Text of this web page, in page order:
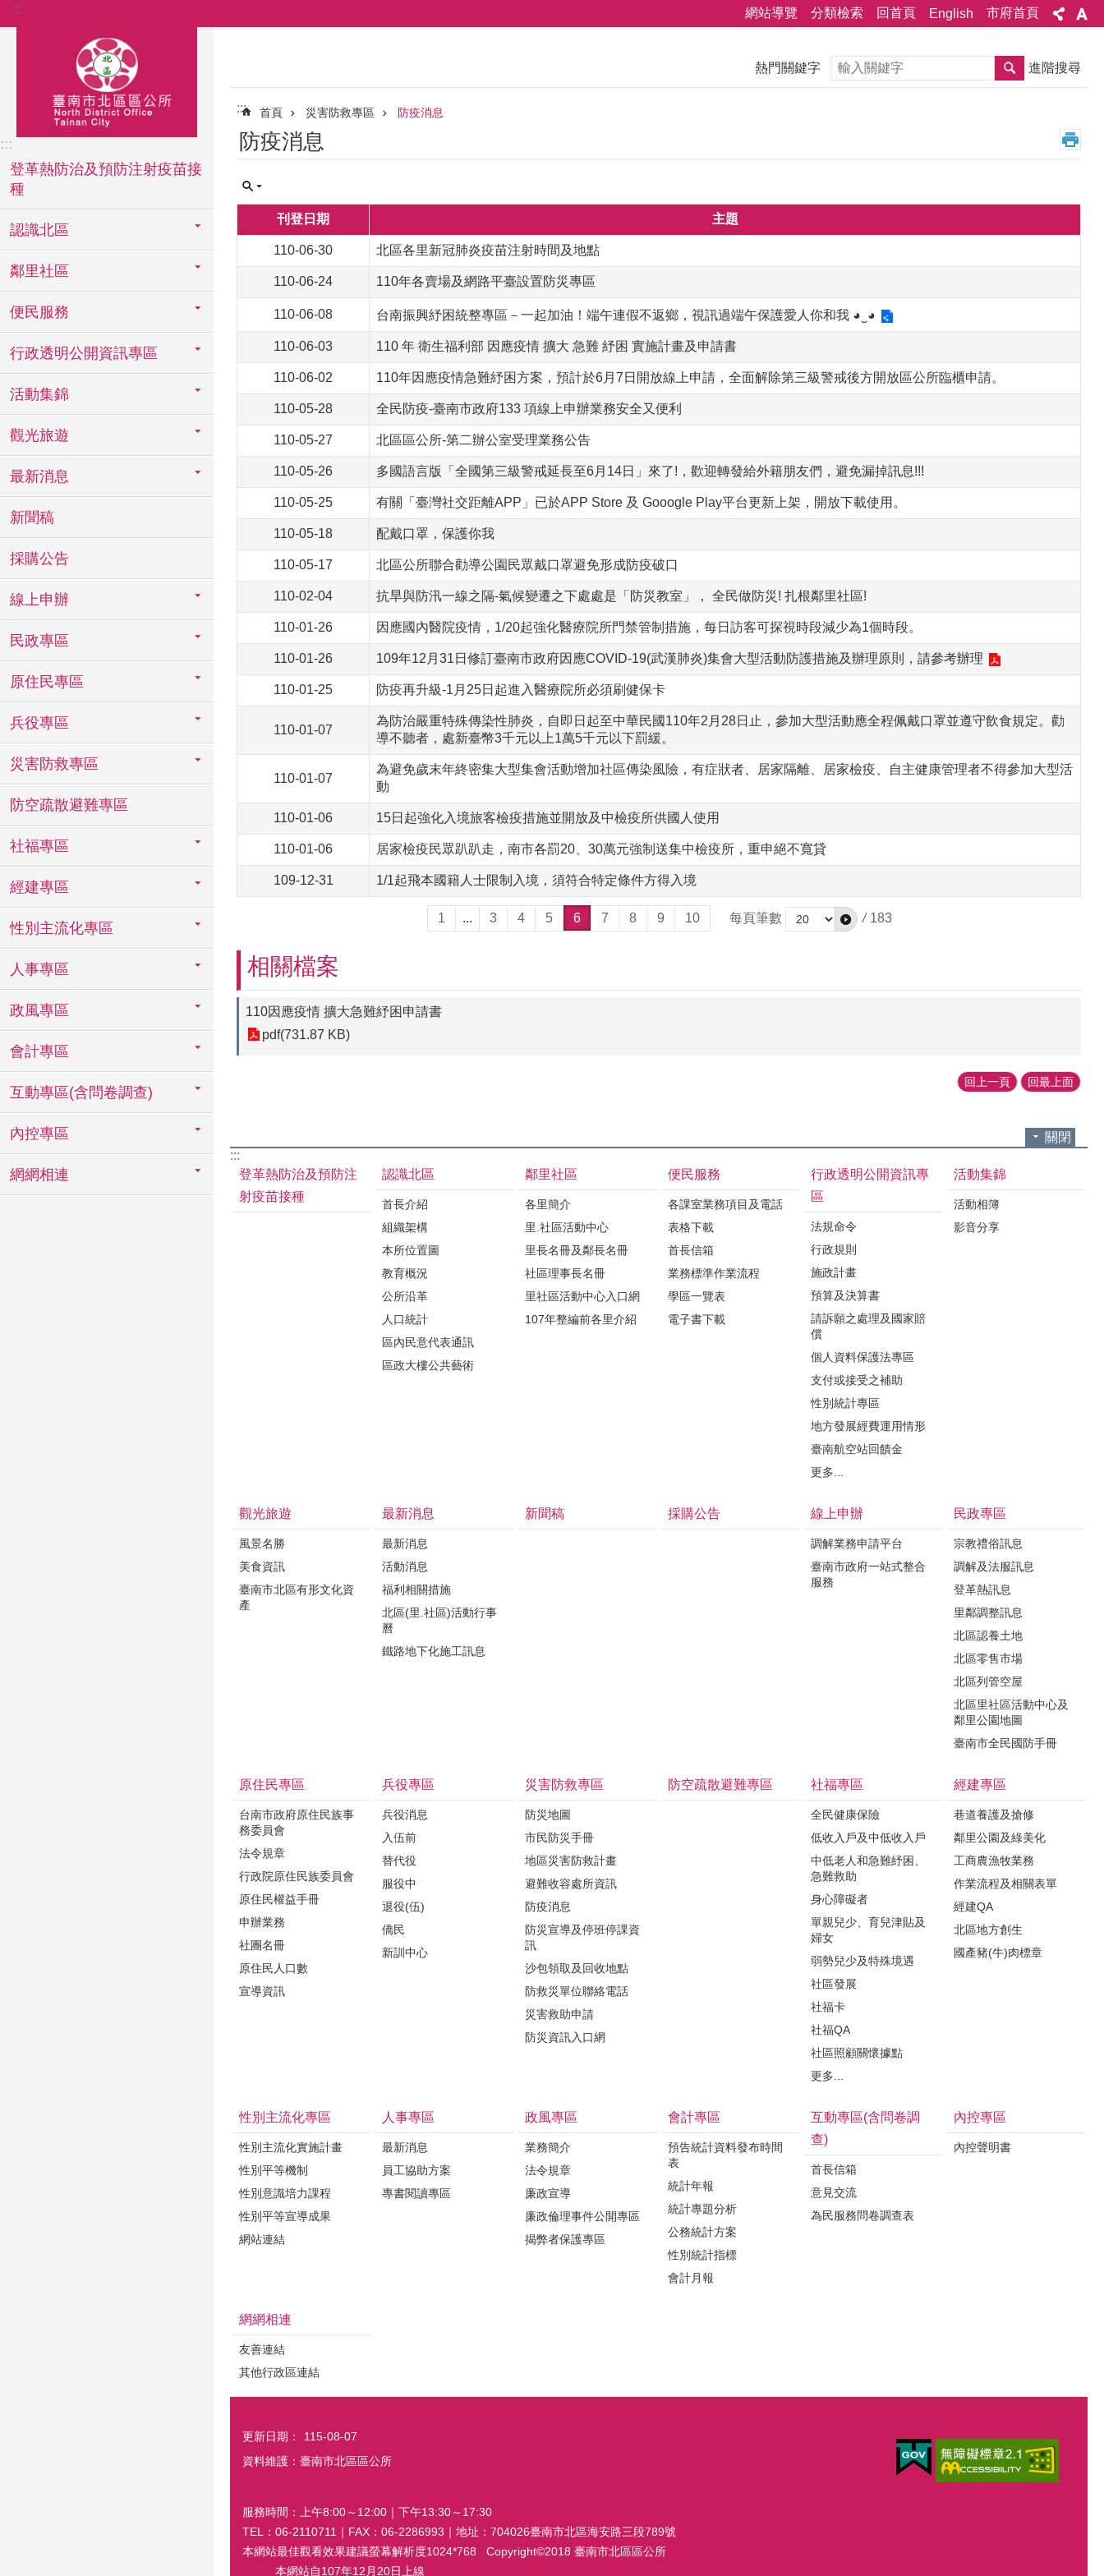
跳到主要內容區塊
::: 網站導覽 分類檢索 回首頁 English 市府首頁
:::
登革熱防治及預防注射疫苗接
種
認識北區
鄰里社區
便民服務
行政透明公開資訊專區
活動集錦
觀光旅遊
最新消息
新聞稿
採購公告
線上申辦
民政專區
原住民專區
兵役專區
災害防救專區
防空疏散避難專區
社福專區
經建專區
性別主流化專區
人事專區
政風專區
會計專區
互動專區(含問卷調查)
內控專區
網網相連
熱門關鍵字 搜尋 進階搜尋
::: 首頁 災害防救專區 防疫消息
防疫消息
刊登日期 主題
110-06-30 北區各里新冠肺炎疫苗注射時間及地點
110-06-24 110年各賣場及網路平臺設置防災專區
110-06-08 台南振興紓困統整專區－一起加油！端午連假不返鄉，視訊過端午保護愛人你和我 ◕‿◕
110-06-03 110 年 衛生福利部 因應疫情 擴大 急難 紓困 實施計畫及申請書
110-06-02 110年因應疫情急難紓困方案，預計於6月7日開放線上申請，全面解除第三級警戒後方開放區公所臨櫃申請。
110-05-28 全民防疫-臺南市政府133 項線上申辦業務安全又便利
110-05-27 北區區公所-第二辦公室受理業務公告
110-05-26 多國語言版「全國第三級警戒延長至6月14日」來了!，歡迎轉發給外籍朋友們，避免漏掉訊息!!!
110-05-25 有關「臺灣社交距離APP」已於APP Store 及 Gooogle Play平台更新上架，開放下載使用。
110-05-18 配戴口罩，保護你我
110-05-17 北區公所聯合勸導公園民眾戴口罩避免形成防疫破口
110-02-04 抗旱與防汛一線之隔-氣候變遷之下處處是「防災教室」， 全民做防災! 扎根鄰里社區!
110-01-26 因應國內醫院疫情，1/20起強化醫療院所門禁管制措施，每日訪客可探視時段減少為1個時段。
110-01-26 109年12月31日修訂臺南市政府因應COVID-19(武漢肺炎)集會大型活動防護措施及辦理原則，請參考辦理
110-01-25 防疫再升級-1月25日起進入醫療院所必須刷健保卡
110-01-07
為防治嚴重特殊傳染性肺炎，自即日起至中華民國110年2月28日止，參加大型活動應全程佩戴口罩並遵守飲食規定。勸
導不聽者，處新臺幣3千元以上1萬5千元以下罰緩。
110-01-07
為避免歲末年終密集大型集會活動增加社區傳染風險，有症狀者、居家隔離、居家檢疫、自主健康管理者不得參加大型活
動
110-01-06 15日起強化入境旅客檢疫措施並開放及中檢疫所供國人使用
110-01-06 居家檢疫民眾趴趴走，南市各罰20、30萬元強制送集中檢疫所，重申絕不寬貸
109-12-31 1/1起飛本國籍人士限制入境，須符合特定條件方得入境
1 ... 3 4 5 6 7 8 9 10 每頁筆數 / 183
相關檔案
110因應疫情 擴大急難紓困申請書
pdf(731.87 KB)
回上一頁 回最上面
關閉
:::
登革熱防治及預防注
射疫苗接種
認識北區
首長介紹
組織架構
本所位置圖
教育概況
公所沿革
人口統計
區內民意代表通訊
區政大樓公共藝術
鄰里社區
各里簡介
里.社區活動中心
里長名冊及鄰長名冊
社區理事長名冊
里社區活動中心入口網
107年整編前各里介紹
便民服務
各課室業務項目及電話
表格下載
首長信箱
業務標準作業流程
學區一覽表
電子書下載
行政透明公開資訊專
區
法規命令
行政規則
施政計畫
預算及決算書
請訴願之處理及國家賠
償
個人資料保護法專區
支付或接受之補助
性別統計專區
地方發展經費運用情形
臺南航空站回饋金
更多...
活動集錦
活動相簿
影音分享
觀光旅遊
風景名勝
美食資訊
臺南市北區有形文化資
產
最新消息
最新消息
活動消息
福利相關措施
北區(里.社區)活動行事
曆
鐵路地下化施工訊息
新聞稿 採購公告 線上申辦
調解業務申請平台
臺南市政府一站式整合
服務
民政專區
宗教禮俗訊息
調解及法服訊息
登革熱訊息
里鄰調整訊息
北區認養土地
北區零售市場
北區列管空屋
北區里社區活動中心及
鄰里公園地圖
臺南市全民國防手冊
原住民專區
台南市政府原住民族事
務委員會
法令規章
行政院原住民族委員會
原住民權益手冊
申辦業務
社團名冊
原住民人口數
宣導資訊
兵役專區
兵役消息
入伍前
替代役
服役中
退役(伍)
僑民
新訓中心
災害防救專區
防災地圖
市民防災手冊
地區災害防救計畫
避難收容處所資訊
防疫消息
防災宣導及停班停課資
訊
沙包領取及回收地點
防救災單位聯絡電話
災害救助申請
防災資訊入口網
防空疏散避難專區 社福專區
全民健康保險
低收入戶及中低收入戶
中低老人和急難紓困、
急難救助
身心障礙者
單親兒少、育兒津貼及
婦女
弱勢兒少及特殊境遇
社區發展
社福卡
社福QA
社區照顧關懷據點
更多...
經建專區
巷道養護及搶修
鄰里公園及綠美化
工商農漁牧業務
作業流程及相關表單
經建QA
北區地方創生
國產豬(牛)肉標章
性別主流化專區
性別主流化實施計畫
性別平等機制
性別意識培力課程
性別平等宣導成果
網站連結
人事專區
最新消息
員工協助方案
專書閱讀專區
政風專區
業務簡介
法令規章
廉政宣導
廉政倫理事件公開專區
揭弊者保護專區
會計專區
預告統計資料發布時間
表
統計年報
統計專題分析
公務統計方案
性別統計指標
會計月報
互動專區(含問卷調
查)
首長信箱
意見交流
為民服務問卷調查表
內控專區
內控聲明書
網網相連
友善連結
其他行政區連結
更新日期：
115-08-07
資料維護：臺南市北區區公所
服務時間：上午8:00～12:00｜下午13:30～17:30
TEL：06-2110711｜FAX：06-2286993｜地址：704026臺南市北區海安路三段789號
本網站最佳觀看效果建議螢幕解析度1024*768 Copyright©2018 臺南市北區區公所
本網站自107年12月20日上線